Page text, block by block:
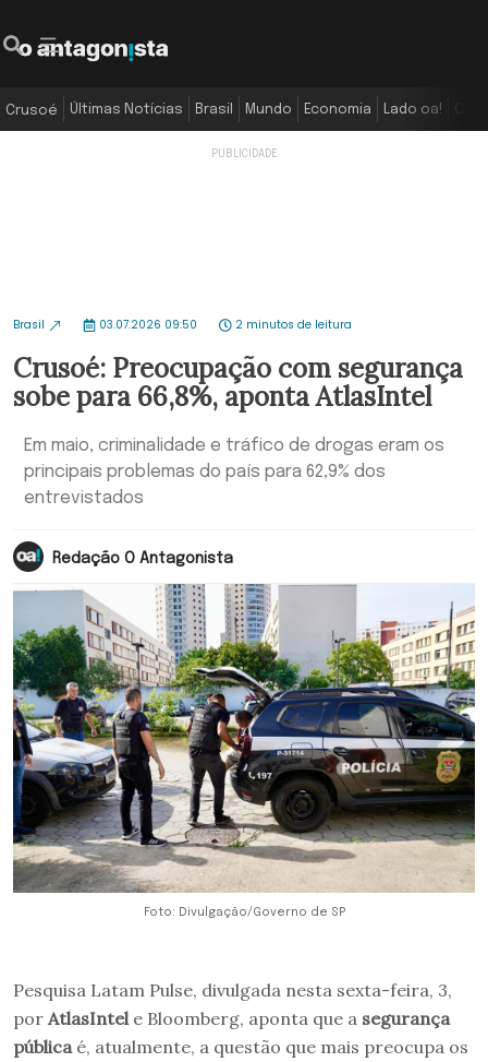
Crusoé Últimas Notícias Brasil Mundo Economia Lado oa!
Brasil 03.07.2026 09:50 2 minutos de leitura
Crusoé: Preocupação com segurança
sobe para 66,8%, aponta AtlasIntel
Em maio, criminalidade e tráfico de drogas eram os
principais problemas do país para 62,9% dos
entrevistados
Redação O Antagonista
Foto: Divulgação/Governo de SP
Pesquisa Latam Pulse, divulgada nesta sexta-feira, 3,
por AtlasIntel e Bloomberg, aponta que a segurança
pública é, atualmente, a questão que mais preocupa os